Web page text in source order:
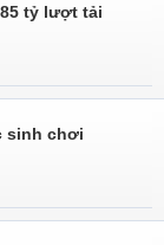
tỷ lượt tải
sinh chơi